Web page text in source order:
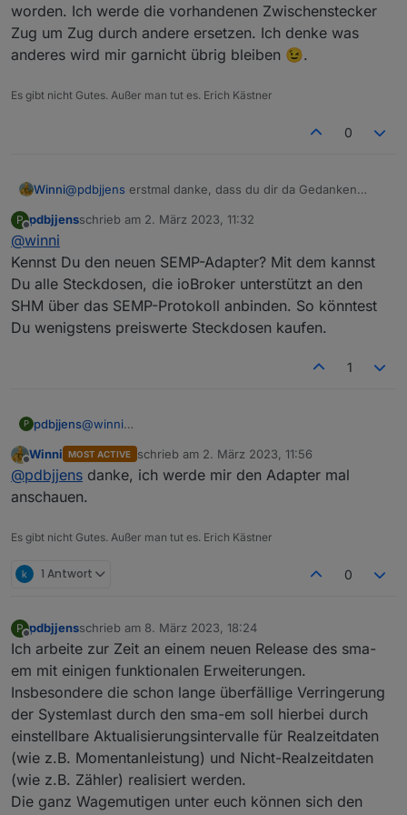
worden. Ich werde die vorhandenen Zwischenstecker
Zug um Zug durch andere ersetzen. Ich denke was
anderes wird mir garnicht übrig bleiben 😉.
Es gibt nicht Gutes. Außer man tut es. Erich Kästner
0
Winni@pdbjjens erstmal danke, dass du dir da Gedanken
Zwischenstecker aus dem Homemanager kommen. Ein
leisten, aber der von dir erwähnte konnte das leider
nicht, ist auch recht bald nicht weiter entwickelt worden.
Ich werde die vorhandenen Zwischenstecker Zug um
Zug durch andere ersetzen. Ich denke was anderes wird
mir garnicht übrig bleiben 😉.
P
Offline
pdbjjensschrieb am 2. März 2023, 11:32
zuletzt editiert von
@winni
Kennst Du den neuen SEMP-Adapter? Mit dem kannst
Du alle Steckdosen, die ioBroker unterstützt an den
SHM über das SEMP-Protokoll anbinden. So könntest
Du wenigstens preiswerte Steckdosen kaufen.
1
P pdbjjens@winni
Du alle Steckdosen, die ioBroker unterstützt an den
SHM über das SEMP-Protokoll anbinden. So könntest
Du wenigstens preiswerte Steckdosen kaufen.
Offline
Winni MOST ACTIVE schrieb am 2. März 2023, 11:56
zuletzt editiert von
@pdbjjens danke, ich werde mir den Adapter mal
anschauen.
Es gibt nicht Gutes. Außer man tut es. Erich Kästner
1 Antwort 0
P
Offline
pdbjjensschrieb am 8. März 2023, 18:24
zuletzt editiert von
Ich arbeite zur Zeit an einem neuen Release des sma-
em mit einigen funktionalen Erweiterungen.
Insbesondere die schon lange überfällige Verringerung
der Systemlast durch den sma-em soll hierbei durch
einstellbare Aktualisierungsintervalle für Realzeitdaten
(wie z.B. Momentanleistung) und Nicht-Realzeitdaten
(wie z.B. Zähler) realisiert werden.
Die ganz Wagemutigen unter euch können sich den